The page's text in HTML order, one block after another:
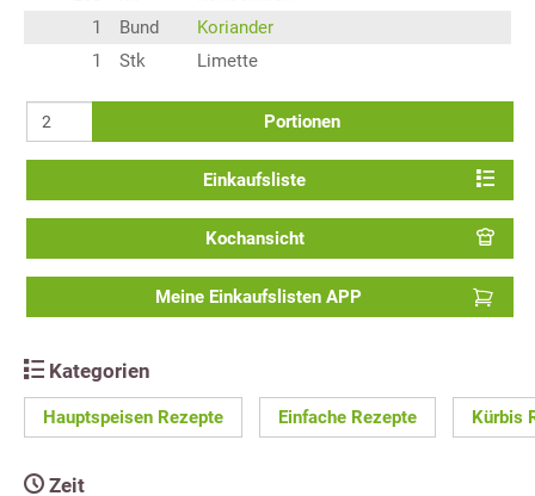
1
Bund
Koriander
1
Stk Limette
Portionen
Einkaufsliste
Kochansicht
Meine Einkaufslisten APP
Kategorien
Hauptspeisen Rezepte Einfache Rezepte Kürbis
Zeit